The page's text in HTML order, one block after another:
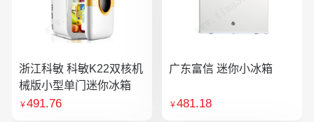
浙江科敏 科敏K22双核机
械版小型单门迷你冰箱
￥491.76
广东富信 迷你小冰箱
￥481.18